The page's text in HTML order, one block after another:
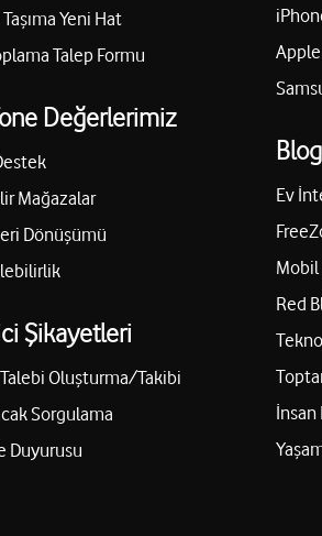
Yeni Hat
Talep Formu
Değerlerimiz
Mağazalar
Dönüşümü
Şikayetleri
Oluşturma/Takibi
Sorgulama
Duyurusu
Blog
Ev
Mobil
Red
İnsan